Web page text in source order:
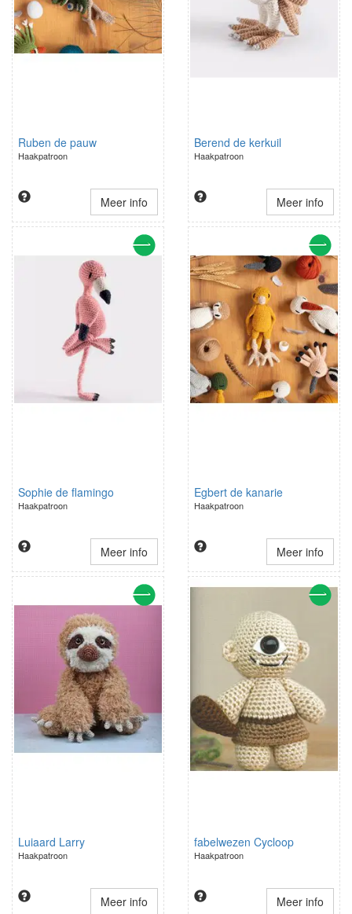
Ruben de pauw
Haakpatroon
Meer info
Berend de kerkuil
Haakpatroon
Meer info
Sophie de flamingo
Haakpatroon
Meer info
Egbert de kanarie
Haakpatroon
Meer info
Luiaard Larry
Haakpatroon
Meer info
fabelwezen Cycloop
Haakpatroon
Meer info